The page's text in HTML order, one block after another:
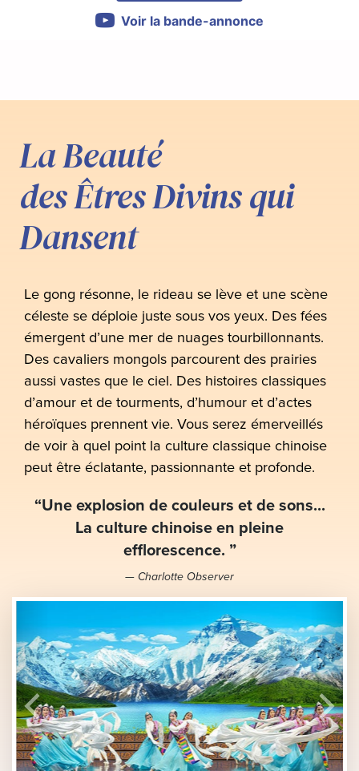
Voir la bande-annonce
La Beauté
des Êtres Divins qui
Dansent
Le gong résonne, le rideau se lève et une scène
céleste se déploie juste sous vos yeux. Des fées
émergent d’une mer de nuages tourbillonnants.
Des cavaliers mongols parcourent des prairies
aussi vastes que le ciel. Des histoires classiques
d’amour et de tourments, d’humour et d’actes
héroïques prennent vie. Vous serez émerveillés
de voir à quel point la culture classique chinoise
peut être éclatante, passionnante et profonde.
“Une explosion de couleurs et de sons...
La culture chinoise en pleine
efflorescence. ”
— Charlotte Observer